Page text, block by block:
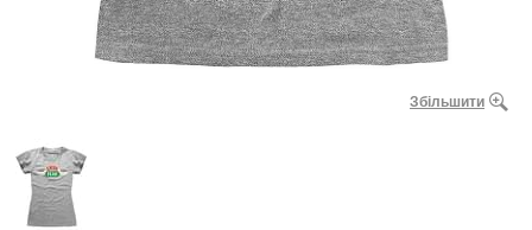
Збільшити